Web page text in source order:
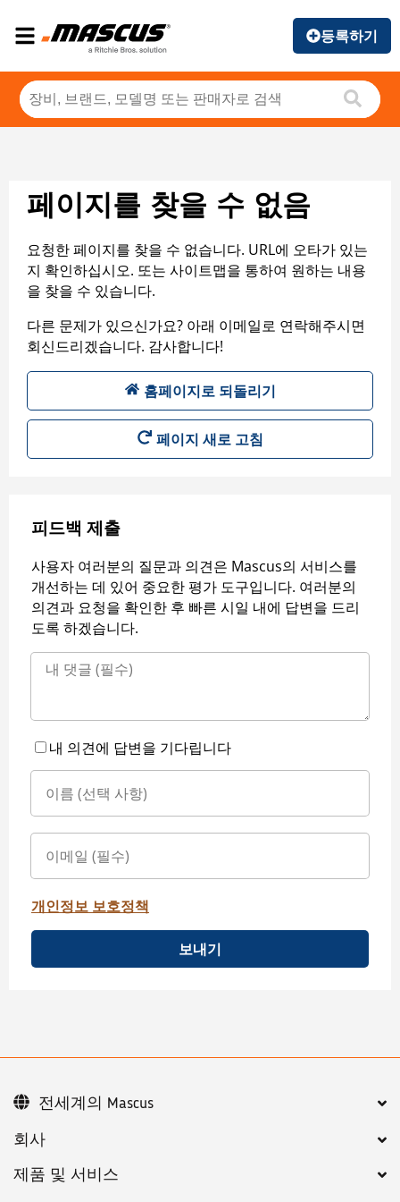
등록하기
페이지를 찾을 수 없음
요청한 페이지를 찾을 수 없습니다. URL에 오타가 있는
지 확인하십시오. 또는 사이트맵을 통하여 원하는 내용
을 찾을 수 있습니다.
다른 문제가 있으신가요? 아래 이메일로 연락해주시면
회신드리겠습니다. 감사합니다!
홈페이지로 되돌리기
페이지 새로 고침
피드백 제출
사용자 여러분의 질문과 의견은 Mascus의 서비스를
개선하는 데 있어 중요한 평가 도구입니다. 여러분의
의견과 요청을 확인한 후 빠른 시일 내에 답변을 드리
도록 하겠습니다.
내 의견에 답변을 기다립니다
개인정보 보호정책
보내기
회사
제품 및 서비스
전세계의 Mascus